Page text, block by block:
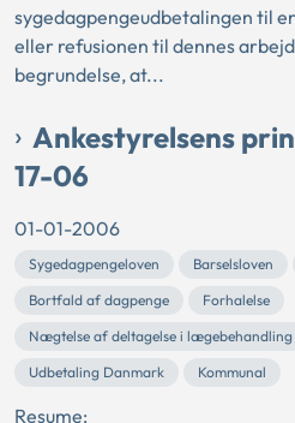
sygedagpengeudbetalingen til
eller refusionen til dennes
begrundelse, at...
Ankestyrelsens
17-06
01-01-2006
Sygedagpengeloven Barselsloven
Bortfald af dagpenge
Forhalelse
Nægtelse af deltagelse i lægebehandling
Udbetaling Danmark
Kommunal
Resume: